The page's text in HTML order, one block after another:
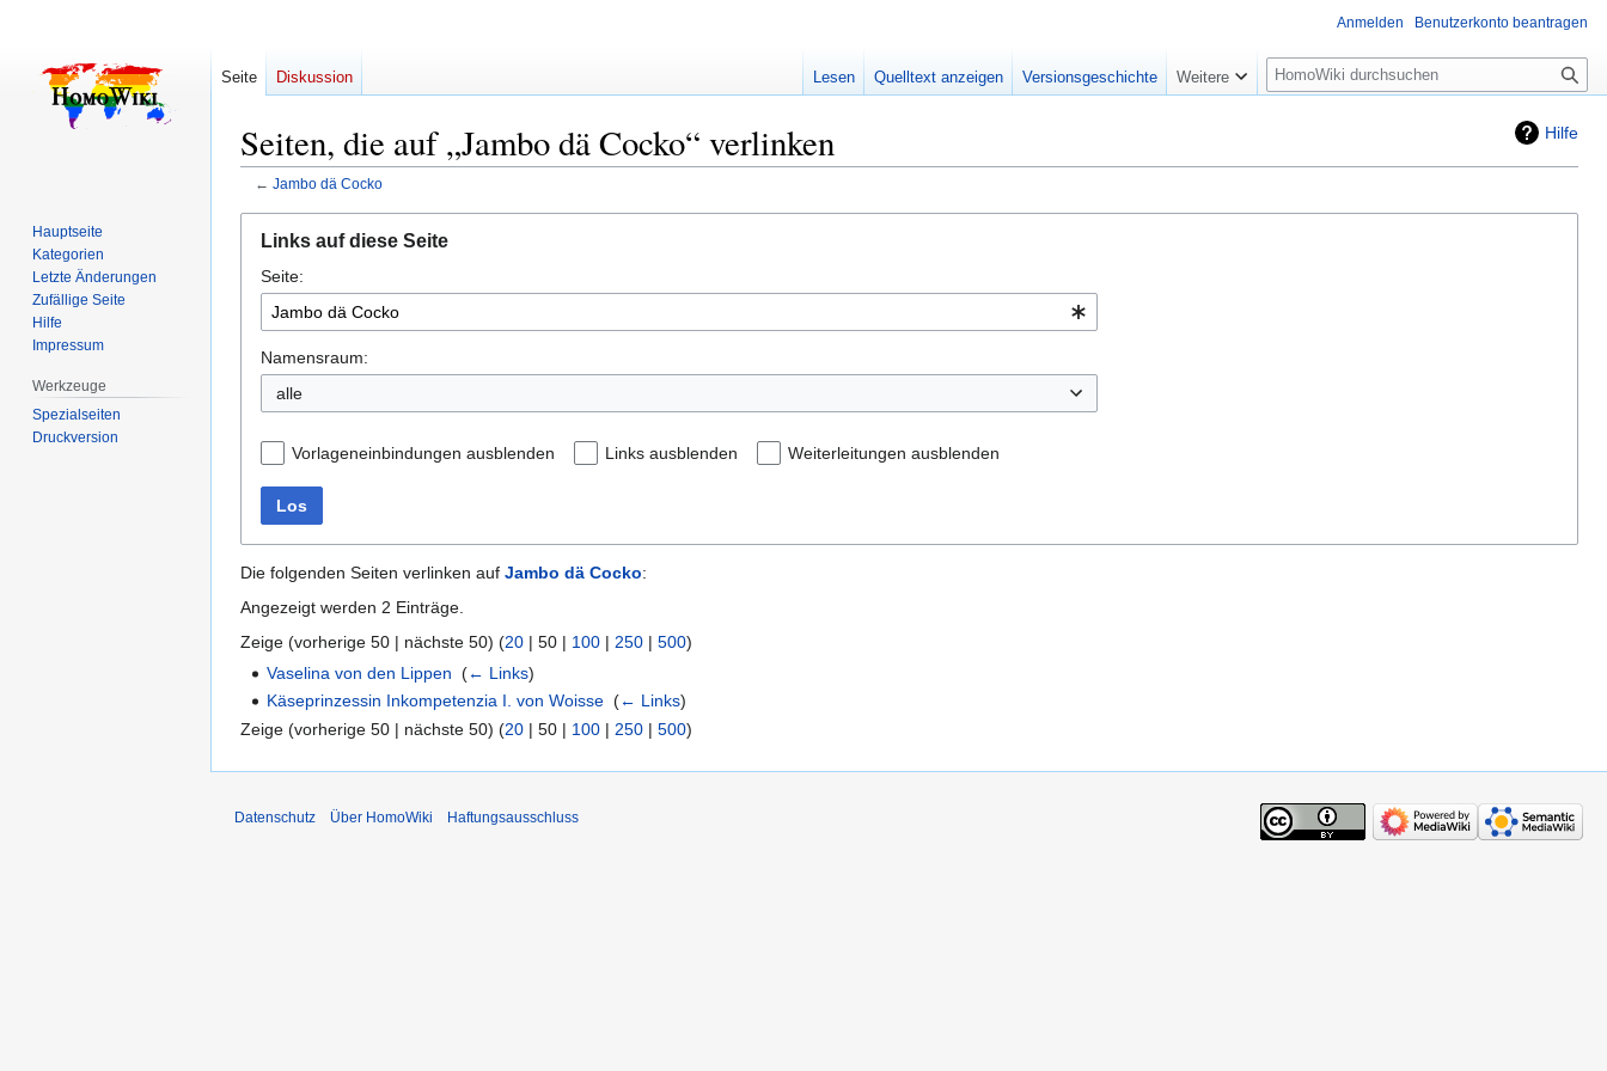
Hilfe
Seiten, die auf „Jambo dä Cocko“ verlinken
← Jambo dä Cocko
Navigation
springen
Suche
springen
Links auf diese Seite
Seite:
Namensraum:
alle
Vorlageneinbindungen ausblenden Links ausblenden Weiterleitungen ausblenden
Los
Die folgenden Seiten verlinken auf Jambo dä Cocko:
Angezeigt werden 2 Einträge.
Zeige (vorherige 50 | nächste 50) (20 | 50 | 100 | 250 | 500)
Vaselina von den Lippen ‎(← Links)
Käseprinzessin Inkompetenzia I. von Woisse ‎(← Links)
Zeige (vorherige 50 | nächste 50) (20 | 50 | 100 | 250 | 500)
Anmelden Benutzerkonto beantragen
Seite Diskussion Lesen Quelltext anzeigen Versionsgeschichte Weitere
Suche
Hauptseite
Kategorien
Letzte Änderungen
Zufällige Seite
Hilfe
Impressum
Werkzeuge
Spezialseiten
Druckversion
Datenschutz Über HomoWiki Haftungsausschluss